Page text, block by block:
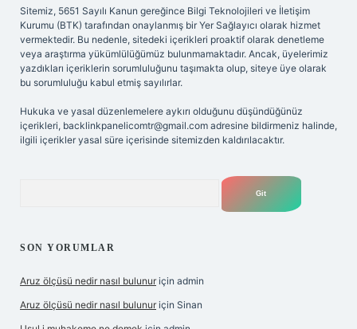
Sitemiz, 5651 Sayılı Kanun gereğince Bilgi Teknolojileri ve İletişim
Kurumu (BTK) tarafından onaylanmış bir Yer Sağlayıcı olarak hizmet
vermektedir. Bu nedenle, sitedeki içerikleri proaktif olarak denetleme
veya araştırma yükümlülüğümüz bulunmamaktadır. Ancak, üyelerimiz
yazdıkları içeriklerin sorumluluğunu taşımakta olup, siteye üye olarak
bu sorumluluğu kabul etmiş sayılırlar.
Hukuka ve yasal düzenlemelere aykırı olduğunu düşündüğünüz
içerikleri, backlinkpanelicomtr@gmail.com adresine bildirmeniz halinde,
ilgili içerikler yasal süre içerisinde sitemizden kaldırılacaktır.
SON YORUMLAR
Aruz ölçüsü nedir nasıl bulunur için admin
Aruz ölçüsü nedir nasıl bulunur için Sinan